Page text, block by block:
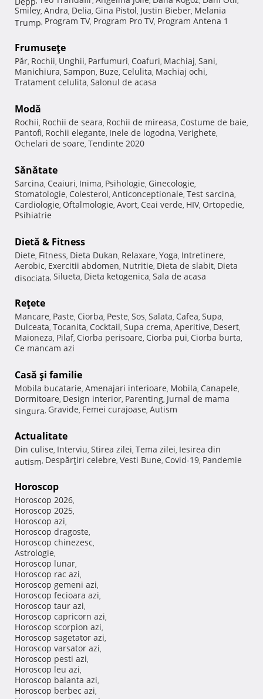
Smiley, Andra, Delia, Gina Pistol, Justin Bieber, Melania
Trump, Program TV, Program Pro TV, Program Antena 1
Frumuseţe
Păr, Rochii, Unghii, Parfumuri, Coafuri, Machiaj, Sani,
Manichiura, Sampon, Buze, Celulita, Machiaj ochi,
Tratament celulita, Salonul de acasa
Modă
Rochii, Rochii de seara, Rochii de mireasa, Costume de baie,
Pantofi, Rochii elegante, Inele de logodna, Verighete,
Ochelari de soare, Tendinte 2020
Sănătate
Sarcina, Ceaiuri, Inima, Psihologie, Ginecologie,
Stomatologie, Colesterol, Anticonceptionale, Test sarcina,
Cardiologie, Oftalmologie, Avort, Ceai verde, HIV, Ortopedie,
Psihiatrie
Dietă & Fitness
Diete, Fitness, Dieta Dukan, Relaxare, Yoga, Intretinere,
Aerobic, Exercitii abdomen, Nutritie, Dieta de slabit, Dieta
disociata, Silueta, Dieta ketogenica, Sala de acasa
Reţete
Mancare, Paste, Ciorba, Peste, Sos, Salata, Cafea, Supa,
Dulceata, Tocanita, Cocktail, Supa crema, Aperitive, Desert,
Maioneza, Pilaf, Ciorba perisoare, Ciorba pui, Ciorba burta,
Ce mancam azi
Casă şi familie
Mobila bucatarie, Amenajari interioare, Mobila, Canapele,
Dormitoare, Design interior, Parenting, Jurnal de mama
singura, Gravide, Femei curajoase, Autism
Actualitate
Din culise, Interviu, Stirea zilei, Tema zilei, Iesirea din
autism, Despărţiri celebre, Vesti Bune, Covid-19, Pandemie
Horoscop
Horoscop 2026,
Horoscop 2025,
Horoscop azi,
Horoscop dragoste,
Horoscop chinezesc,
Astrologie,
Horoscop lunar,
Horoscop rac azi,
Horoscop gemeni azi,
Horoscop fecioara azi,
Horoscop taur azi,
Horoscop capricorn azi,
Horoscop scorpion azi,
Horoscop sagetator azi,
Horoscop varsator azi,
Horoscop pesti azi,
Horoscop leu azi,
Horoscop balanta azi,
Horoscop berbec azi,